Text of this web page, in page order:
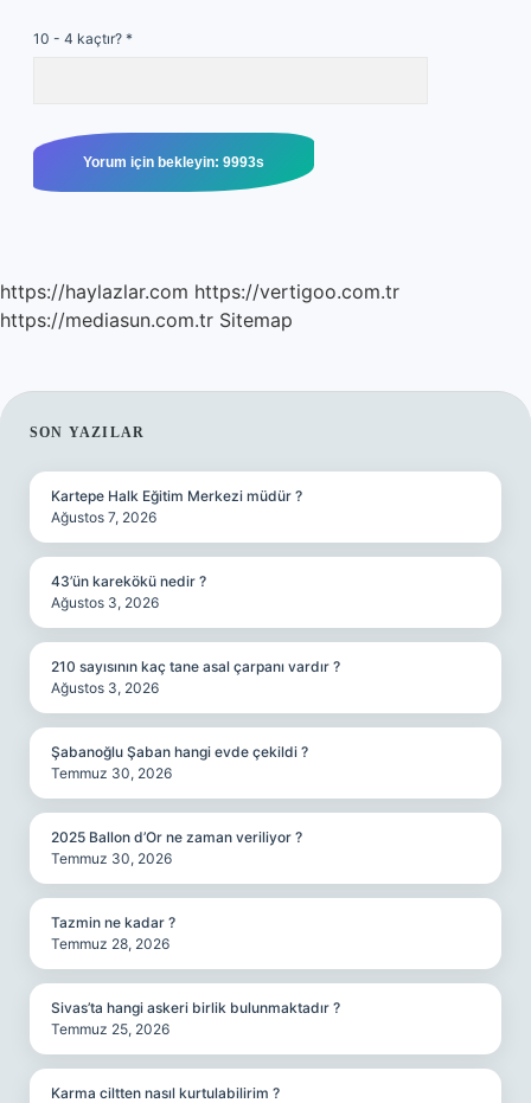
10 - 4 kaçtır? *
https://haylazlar.com https://vertigoo.com.tr
https://mediasun.com.tr Sitemap
SIDEBAR
SON YAZILAR
Kartepe Halk Eğitim Merkezi müdür ?
Ağustos 7, 2026
43’ün karekökü nedir ?
Ağustos 3, 2026
210 sayısının kaç tane asal çarpanı vardır ?
Ağustos 3, 2026
Şabanoğlu Şaban hangi evde çekildi ?
Temmuz 30, 2026
2025 Ballon d’Or ne zaman veriliyor ?
Temmuz 30, 2026
Tazmin ne kadar ?
Temmuz 28, 2026
Sivas’ta hangi askeri birlik bulunmaktadır ?
Temmuz 25, 2026
Karma ciltten nasıl kurtulabilirim ?